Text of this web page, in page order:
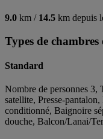
9.0 km / 14.5 km depuis
Types de
Standard
Nombre de personnes
satellite, Presse-
conditionné, Baignoire
douche, Balcon/Lanai/